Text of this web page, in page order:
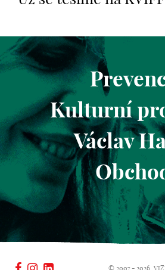
Kulturní
Václav
© 2007 - 2026,